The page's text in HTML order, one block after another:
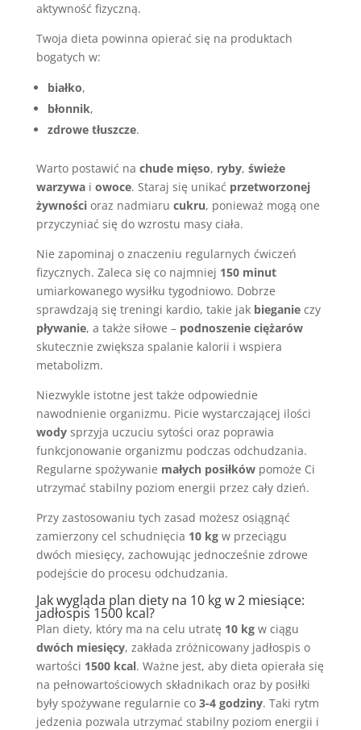
aktywność fizyczną.
Twoja dieta powinna opierać się na produktach
bogatych w:
białko,
błonnik,
zdrowe tłuszcze.
Warto postawić na chude mięso, ryby, świeże
warzywai owoce. Staraj się unikać przetworzonej
żywnościoraz nadmiaru cukru, ponieważ mogą one
przyczyniać się do wzrostu masy ciała.
Nie zapominaj o znaczeniu regularnych ćwiczeń
fizycznych. Zaleca się co najmniej 150 minut
umiarkowanego wysiłku tygodniowo. Dobrze
sprawdzają się treningi kardio, takie jak bieganieczy
pływanie, a także siłowe – podnoszenie ciężarów
skutecznie zwiększa spalanie kalorii i wspiera
metabolizm.
Niezwykle istotne jest także odpowiednie
nawodnienie organizmu. Picie wystarczającej ilości
wodysprzyja uczuciu sytości oraz poprawia
funkcjonowanie organizmu podczas odchudzania.
Regularne spożywanie małych posiłkówpomoże Ci
utrzymać stabilny poziom energii przez cały dzień.
Przy zastosowaniu tych zasad możesz osiągnąć
zamierzony cel schudnięcia 10 kgw przeciągu
dwóch miesięcy, zachowując jednocześnie zdrowe
podejście do procesu odchudzania.
Jak wygląda plan diety na 10 kg w 2 miesiące:
jadłospis 1500 kcal?
Plan diety, który ma na celu utratę 10 kgw ciągu
dwóch miesięcy, zakłada zróżnicowany jadłospis o
wartości 1500 kcal. Ważne jest, aby dieta opierała się
na pełnowartościowych składnikach oraz by posiłki
były spożywane regularnie co 3-4 godziny. Taki rytm
jedzenia pozwala utrzymać stabilny poziom energii i